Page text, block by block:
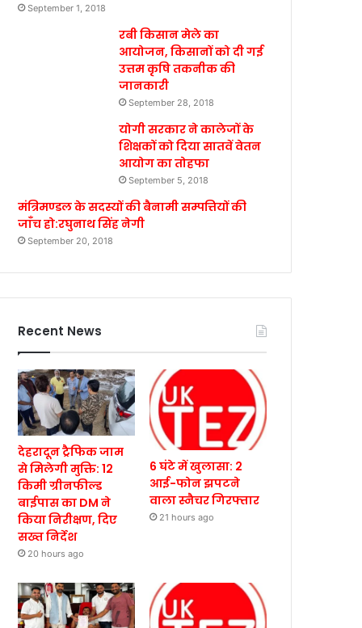
September 1, 2018
रबी किसान मेले का
आयोजन, किसानों को दी गई
उत्तम कृषि तकनीक की
जानकारी
September 28, 2018
योगी सरकार ने कालेजों के
शिक्षकों को दिया सातवें वेतन
आयोग का तोहफा
September 5, 2018
मंत्रिमण्डल के सदस्यों की बैनामी सम्पत्तियों की
जाँच हो:रघुनाथ सिंह नेगी
September 20, 2018
Recent News
देहरादून ट्रैफिक जाम
से मिलेगी मुक्ति: 12
किमी ग्रीनफील्ड
बाईपास का DM ने
किया निरीक्षण, दिए
सख्त निर्देश
20 hours ago
6 घंटे में खुलासा: 2
आई-फोन झपटने
वाला स्नैचर गिरफ्तार
21 hours ago